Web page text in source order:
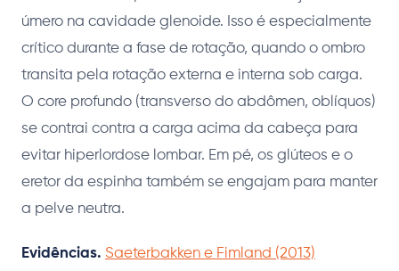
úmero na cavidade glenoide. Isso é especialmente
crítico durante a fase de rotação, quando o ombro
transita pela rotação externa e interna sob carga.
O core profundo (transverso do abdômen, oblíquos)
se contrai contra a carga acima da cabeça para
evitar hiperlordose lombar. Em pé, os glúteos e o
eretor da espinha também se engajam para manter
a pelve neutra.
Evidências. Saeterbakken e Fimland (2013)